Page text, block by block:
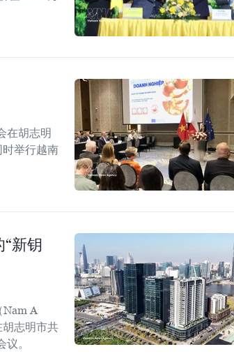
在胡志明
举行越南
新钥
Nam A
志明市共
。